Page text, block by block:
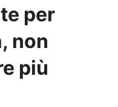
per
non
più